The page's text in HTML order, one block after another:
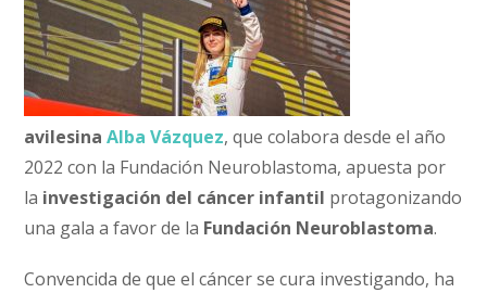
avilesinaAlba Vázquez, que colabora desde el año
2022 con la Fundación Neuroblastoma, apuesta por
la investigación del cáncer infantil protagonizando
una gala a favor de la Fundación Neuroblastoma.
Convencida de que el cáncer se cura investigando, ha